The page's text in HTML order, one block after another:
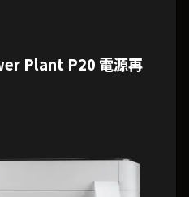
Plant P20 電源再